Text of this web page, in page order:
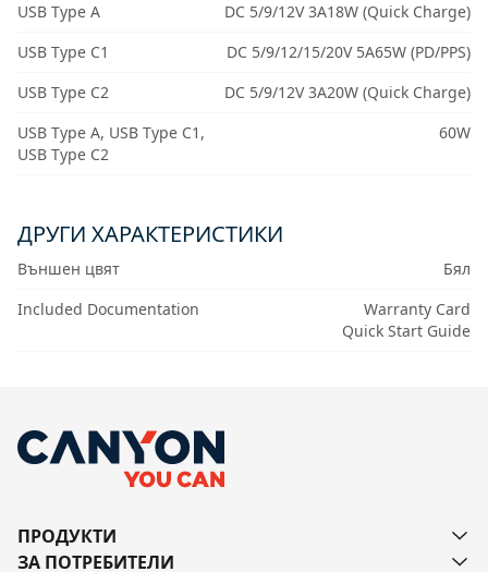
USB Type A
DC 5/9/12V 3A18W (Quick Charge)
USB Type C1
DC 5/9/12/15/20V 5A65W (PD/PPS)
USB Type C2
DC 5/9/12V 3A20W (Quick Charge)
USB Type A, USB Type C1,
USB Type C2
60W
ДРУГИ ХАРАКТЕРИСТИКИ
Външен цвят
Бял
Included Documentation
Warranty Card
Quick Start Guide
ПРОДУКТИ
ЗА ПОТРЕБИТЕЛИ